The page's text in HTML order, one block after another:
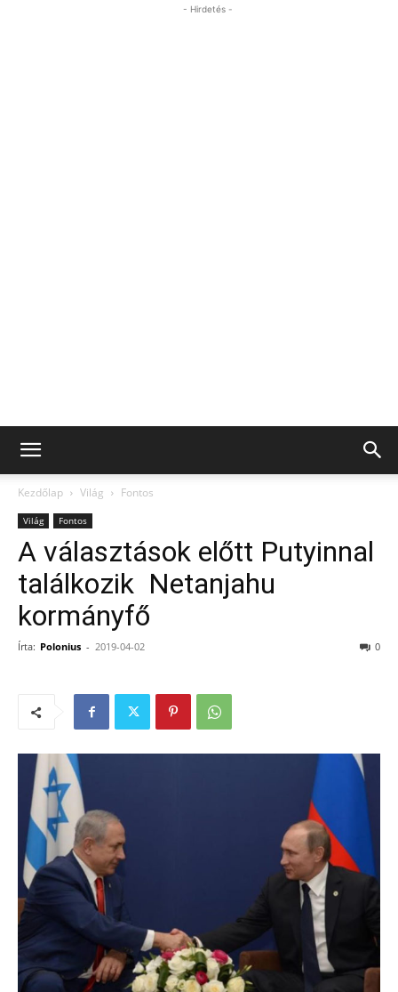
- Hirdetés -
Kezdőlap Világ Fontos
Világ Fontos
A választások előtt Putyinnal
találkozik Netanjahu
kormányfő
Írta: Polonius - 2019-04-02 0